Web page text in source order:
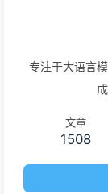
专注于大语言
文章
1508